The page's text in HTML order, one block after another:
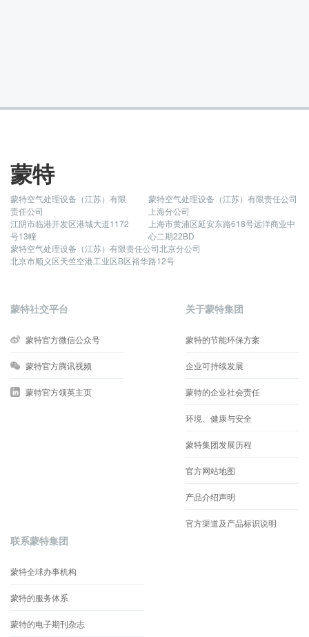
蒙特
蒙特空气处理设备（江苏）有限
责任公司
江阴市临港开发区港城大道1172
号13幢
蒙特空气处理设备（江苏）有限责任公司
上海分公司
上海市黄浦区延安东路618号远洋商业中
心二期22BD
蒙特空气处理设备（江苏）有限责任公司北京分公司
北京市顺义区天竺空港工业区B区裕华路12号
蒙特社交平台
蒙特官方微信公众号
蒙特官方腾讯视频
蒙特官方领英主页
关于蒙特集团
蒙特的节能环保方案
企业可持续发展
蒙特的企业社会责任
环境、健康与安全
蒙特集团发展历程
官方网站地图
产品介绍声明
官方渠道及产品标识说明
联系蒙特集团
蒙特全球办事机构
蒙特的服务体系
蒙特的电子期刊杂志